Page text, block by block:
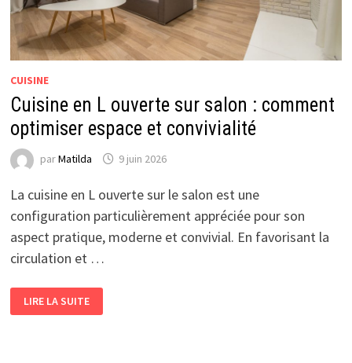
CUISINE
Cuisine en L ouverte sur salon : comment
optimiser espace et convivialité
parMatilda 9 juin 2026
La cuisine en L ouverte sur le salon est une
configuration particulièrement appréciée pour son
aspect pratique, moderne et convivial. En favorisant la
circulation et …
CUISINE
EN
L
LIRE LA SUITE